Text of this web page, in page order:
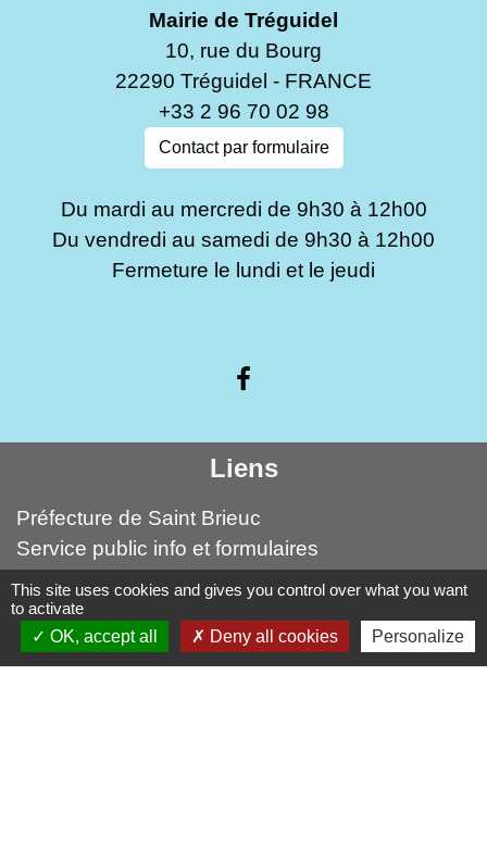
Mairie de Tréguidel
10, rue du Bourg
22290 Tréguidel - FRANCE
+33 2 96 70 02 98
Contact par formulaire
Du mardi au mercredi de 9h30 à 12h00
Du vendredi au samedi de 9h30 à 12h00
Fermeture le lundi et le jeudi
Liens
Préfecture de Saint Brieuc
Service public info et formulaires
Droit à l'image et respect de la vie privée
Médiation numérique Leff Amor
Forum citoyen Leff Armor
This site uses cookies and gives you control over what you want
to activate
OK, accept all
Deny all cookies Personalize